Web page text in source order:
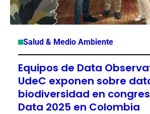
Salud & Medio Ambiente
Equipos de Data
UdeC exponen sobre
biodiversidad en
Data 2025 en Colombia